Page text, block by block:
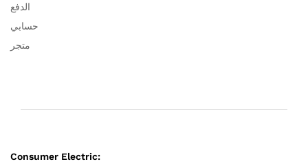
الدفع
حسابي
متجر
Consumer Electric: